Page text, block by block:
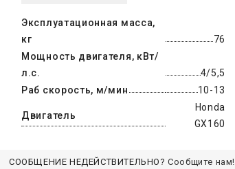
Эксплуатационная масса,
кг
76
Мощность двигателя, кВт/
л.с.
4/5,5
Раб скорость, м/мин
10-13
Двигатель
Honda
GX160
СООБЩЕНИЕ НЕДЕЙСТВИТЕЛЬНО? Сообщите нам!